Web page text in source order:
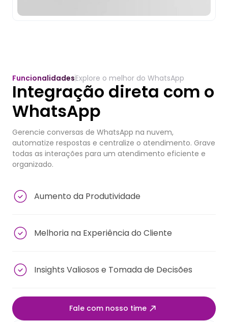
FuncionalidadesExplore o melhor do WhatsApp
Integração direta com o
WhatsApp
Gerencie conversas de WhatsApp na nuvem,
automatize respostas e centralize o atendimento. Grave
todas as interações para um atendimento eficiente e
organizado.
Aumento da Produtividade
Melhoria na Experiência do Cliente
Insights Valiosos e Tomada de Decisões
Fale com nosso time